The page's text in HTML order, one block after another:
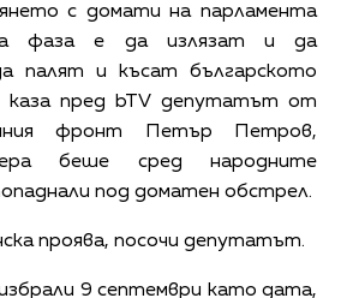
с домати на парламента
фаза е да излязат и да
палят и късат българското
каза пред bTV депутатът от
фронт Петър Петров,
беше сред народните
под доматен обстрел.
проява, посочи депутатът.
9 септември като дата,